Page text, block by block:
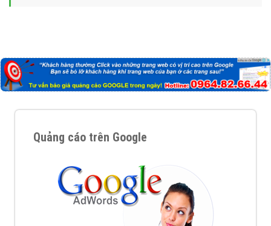
Quảng cáo trên Google